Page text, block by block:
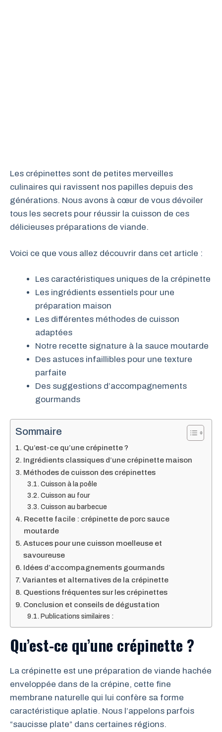
Les crépinettes sont de petites merveilles
culinaires qui ravissent nos papilles depuis des
générations. Nous avons à cœur de vous dévoiler
tous les secrets pour réussir la cuisson de ces
délicieuses préparations de viande.
Voici ce que vous allez découvrir dans cet article :
Les caractéristiques uniques de la crépinette
Les ingrédients essentiels pour une
préparation maison
Les différentes méthodes de cuisson
adaptées
Notre recette signature à la sauce moutarde
Des astuces infaillibles pour une texture
parfaite
Des suggestions d’accompagnements
gourmands
Sommaire
Qu’est-ce qu’une crépinette ?
Ingrédients classiques d’une crépinette maison
Méthodes de cuisson des crépinettes
Cuisson à la poêle
Cuisson au four
Cuisson au barbecue
Recette facile : crépinette de porc sauce
moutarde
Astuces pour une cuisson moelleuse et
savoureuse
Idées d’accompagnements gourmands
Variantes et alternatives de la crépinette
Questions fréquentes sur les crépinettes
Conclusion et conseils de dégustation
Publications similaires :
Qu’est-ce qu’une crépinette ?
La crépinette est une préparation de viande hachée
enveloppée dans de la crépine, cette fine
membrane naturelle qui lui confère sa forme
caractéristique aplatie. Nous l’appelons parfois
“saucisse plate” dans certaines régions.